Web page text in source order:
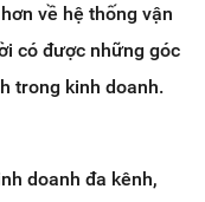
về hệ thống vận
có được những góc
trong kinh doanh.
doanh đa kênh,